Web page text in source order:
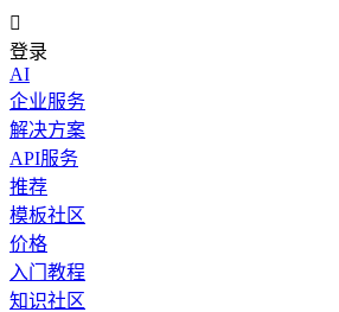

登录
AI
企业服务
解决方案
API服务
推荐
模板社区
价格
入门教程
知识社区